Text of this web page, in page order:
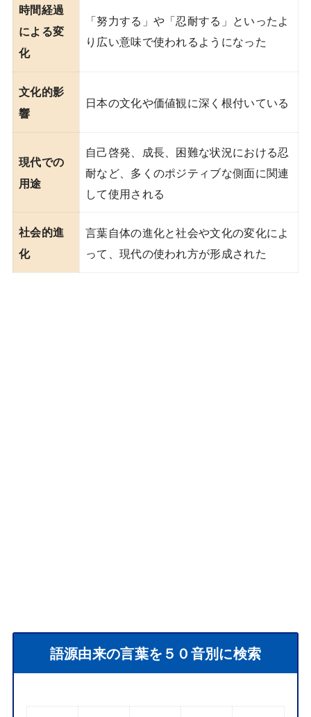
時間経過
による変
化
「努力する」や「忍耐する」といったよ
り広い意味で使われるようになった
文化的影
響
日本の文化や価値観に深く根付いている
現代での
用途
自己啓発、成長、困難な状況における忍
耐など、多くのポジティブな側面に関連
して使用される
社会的進
化
言葉自体の進化と社会や文化の変化によ
って、現代の使われ方が形成された
語源由来の言葉を５０音別に検索